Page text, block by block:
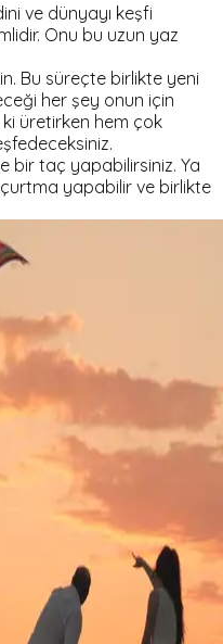
ve dünyayı keşfi
Onu bu uzun yaz
Bu süreçte birlikte yeni
her şey onun için
üretirken hem çok
bir taç yapabilirsiniz. Ya
yapabilir ve birlikte